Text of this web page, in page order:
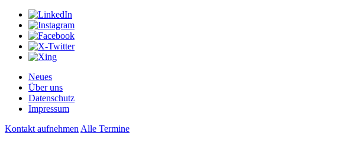
Neues
Über uns
Datenschutz
Impressum
Kontakt aufnehmen Alle Termine